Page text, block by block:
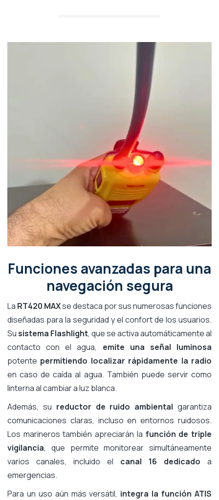
Funciones avanzadas para una
navegación segura
La RT420 MAXse destaca por sus numerosas funciones
diseñadas para la seguridad y el confort de los usuarios.
Susistema Flashlight, que se activa automáticamente al
contacto con el agua, emite una señal luminosa
potente permitiendo localizar rápidamente la radio
en caso de caída al agua. También puede servir como
linterna al cambiar a luz blanca.
Además, su reductor de ruido ambiental garantiza
comunicaciones claras, incluso en entornos ruidosos.
Los marineros también apreciarán la función de triple
vigilancia, que permite monitorear simultáneamente
varios canales, incluido el canal 16 dedicado a
emergencias.
Para un uso aún más versátil, integra la función ATIS